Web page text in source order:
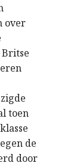
over
toen
de
door